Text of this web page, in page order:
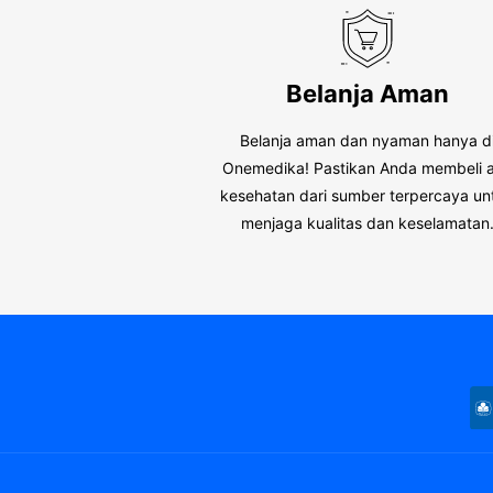
Belanja Aman
Belanja aman dan nyaman hanya
Onemedika! Pastikan Anda membeli
kesehatan dari sumber terpercaya
menjaga kualitas dan keselamatan.